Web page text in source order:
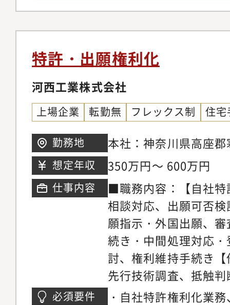
す。2．事業戦略と直
研究開発・事業部と
ドマップを踏まえた
関与でき、自身のア
るインパクトを実感
視点での知財ポート
とどまらず、海外競
識した強い知財ポー
す。●職場の雰囲気テ
制度により、一人ひ
柔軟に選べる環境が
下関係にとらわれず
の考えを尊重しなが
さがあります。また
する姿勢を大切にし
援する前向きな風土
調査・特許出願対応
務所との調整対応◇輸
務においては、外為
応する調査や分析、
シートの作成といっ
す。・外為令、米国
改正時の調査、分析
シートの作成◇取引先
先との契約業務にお
売報告や契約に関す
た業務を担当いただ
販売報告・メーカー
の他製品管理、技術
他製品開発、製品出
企画や管理■担当製品
社CAD、PLM製品入
要があるため、製品
特許・出願権利化
河西工業株式会社
上場企業 転勤無 フレックス制 住
勤務地
本社：神奈川県高座
最寄駅：JR・相模線
想定年収 350万円～ 600万円
仕事内容
■職務内容：【自社特
相談対応、出願可否
願指示・外国出願、
続き・中間処理対応
討、権利維持手続き
先行技術調査、抵触
他社特許情報提供な
必須要件
・自社特許権利化業